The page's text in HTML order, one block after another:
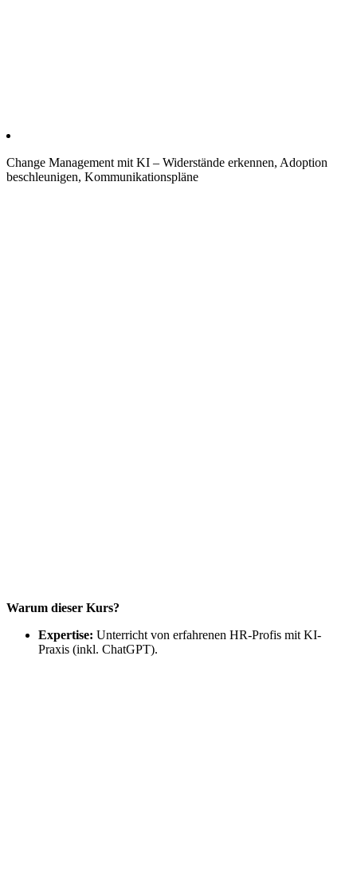
Change Management mit KI – Widerstände erkennen, Adoption
beschleunigen, Kommunikationspläne
Warum dieser Kurs?
Expertise: Unterricht von erfahrenen HR-Profis mit KI-
Praxis (inkl. ChatGPT).